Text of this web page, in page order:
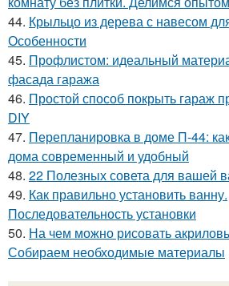
44. Крыльцо из дерева с навесом
Особенности
45. Профлистом: идеальный
фасада гаража
46. Простой способ покрыть гараж
DIY
47. Перепланировка в доме П-44:
дома современный и удобный
48. 22 Полезных совета для вашей
49. Как правильно установить ванну.
Последовательность установки
50. На чем можно рисовать
Собираем необходимые материалы